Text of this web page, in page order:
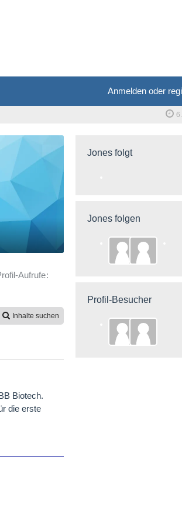
Anmelden oder
Aufrufe
Inhalte suchen
Biotech.
die erste
Jones folgt
Jones folgen
Profil-Besucher